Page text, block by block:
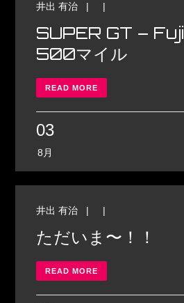
井出 有治 | |
SUPER GT – Fuji
500マイル
READ MORE
03
8月
井出 有治 | |
ただいま〜！！
READ MORE